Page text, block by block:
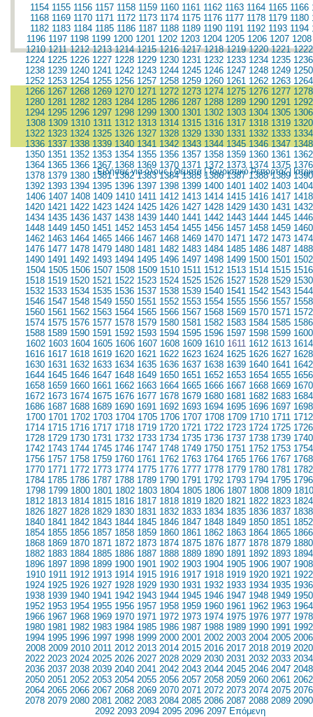
1154 1155 1156 1157 1158 1159 1160 1161 1162 1163 1164 1165 1166
1168 1169 1170 1171 1172 1173 1174 1175 1176 1177 1178 1179 1180
1182 1183 1184 1185 1186 1187 1188 1189 1190 1191 1192 1193 1194
1196 1197 1198 1199 1200 1201 1202 1203 1204 1205 1206 1207 1208
1210 1211 1212 1213 1214 1215 1216 1217 1218 1219 1220 1221 1222
1224 1225 1226 1227 1228 1229 1230 1231 1232 1233 1234 1235 1236
1238 1239 1240 1241 1242 1243 1244 1245 1246 1247 1248 1249 1250
1252 1253 1254 1255 1256 1257 1258 1259 1260 1261 1262 1263 1264
1266 1267 1268 1269 1270 1271 1272 1273 1274 1275 1276 1277 1278
1280 1281 1282 1283 1284 1285 1286 1287 1288 1289 1290 1291 1292
1294 1295 1296 1297 1298 1299 1300 1301 1302 1303 1304 1305 1306
1308 1309 1310 1311 1312 1313 1314 1315 1316 1317 1318 1319 1320
1322 1323 1324 1325 1326 1327 1328 1329 1330 1331 1332 1333 1334
1336 1337 1338 1339 1340 1341 1342 1343 1344 1345 1346 1347 1348
1350 1351 1352 1353 1354 1355 1356 1357 1358 1359 1360 1361 1362
1364 1365 1366 1367 1368 1369 1370 1371 1372 1373 1374 1375 1376
1378 1379 1380 1381 1382 1383 1384 1385 1386 1387 1388 1389 1390
1392 1393 1394 1395 1396 1397 1398 1399 1400 1401 1402 1403 1404
1406 1407 1408 1409 1410 1411 1412 1413 1414 1415 1416 1417 1418
1420 1421 1422 1423 1424 1425 1426 1427 1428 1429 1430 1431 1432
1434 1435 1436 1437 1438 1439 1440 1441 1442 1443 1444 1445 1446
1448 1449 1450 1451 1452 1453 1454 1455 1456 1457 1458 1459 1460
1462 1463 1464 1465 1466 1467 1468 1469 1470 1471 1472 1473 1474
1476 1477 1478 1479 1480 1481 1482 1483 1484 1485 1486 1487 1488
1490 1491 1492 1493 1494 1495 1496 1497 1498 1499 1500 1501 1502
1504 1505 1506 1507 1508 1509 1510 1511 1512 1513 1514 1515 1516
1518 1519 1520 1521 1522 1523 1524 1525 1526 1527 1528 1529 1530
1532 1533 1534 1535 1536 1537 1538 1539 1540 1541 1542 1543 1544
1546 1547 1548 1549 1550 1551 1552 1553 1554 1555 1556 1557 1558
1560 1561 1562 1563 1564 1565 1566 1567 1568 1569 1570 1571 1572
1574 1575 1576 1577 1578 1579 1580 1581 1582 1583 1584 1585 1586
1588 1589 1590 1591 1592 1593 1594 1595 1596 1597 1598 1599 1600
1602 1603 1604 1605 1606 1607 1608 1609 16101611 1612 1613 1614
1616 1617 1618 1619 1620 1621 1622 1623 1624 1625 1626 1627 1628
1630 1631 1632 1633 1634 1635 1636 1637 1638 1639 1640 1641 1642
1644 1645 1646 1647 1648 1649 1650 1651 1652 1653 1654 1655 1656
1658 1659 1660 1661 1662 1663 1664 1665 1666 1667 1668 1669 1670
1672 1673 1674 1675 1676 1677 1678 1679 1680 1681 1682 1683 1684
1686 1687 1688 1689 1690 1691 1692 1693 1694 1695 1696 1697 1698
1700 1701 1702 1703 1704 1705 1706 1707 1708 1709 1710 1711 1712
1714 1715 1716 1717 1718 1719 1720 1721 1722 1723 1724 1725 1726
1728 1729 1730 1731 1732 1733 1734 1735 1736 1737 1738 1739 1740
1742 1743 1744 1745 1746 1747 1748 1749 1750 1751 1752 1753 1754
1756 1757 1758 1759 1760 1761 1762 1763 1764 1765 1766 1767 1768
1770 1771 1772 1773 1774 1775 1776 1777 1778 1779 1780 1781 1782
1784 1785 1786 1787 1788 1789 1790 1791 1792 1793 1794 1795 1796
1798 1799 1800 1801 1802 1803 1804 1805 1806 1807 1808 1809 1810
1812 1813 1814 1815 1816 1817 1818 1819 1820 1821 1822 1823 1824
1826 1827 1828 1829 1830 1831 1832 1833 1834 1835 1836 1837 1838
1840 1841 1842 1843 1844 1845 1846 1847 1848 1849 1850 1851 1852
1854 1855 1856 1857 1858 1859 1860 1861 1862 1863 1864 1865 1866
1868 1869 1870 1871 1872 1873 1874 1875 1876 1877 1878 1879 1880
1882 1883 1884 1885 1886 1887 1888 1889 1890 1891 1892 1893 1894
1896 1897 1898 1899 1900 1901 1902 1903 1904 1905 1906 1907 1908
1910 1911 1912 1913 1914 1915 1916 1917 1918 1919 1920 1921 1922
1924 1925 1926 1927 1928 1929 1930 1931 1932 1933 1934 1935 1936
1938 1939 1940 1941 1942 1943 1944 1945 1946 1947 1948 1949 1950
1952 1953 1954 1955 1956 1957 1958 1959 1960 1961 1962 1963 1964
1966 1967 1968 1969 1970 1971 1972 1973 1974 1975 1976 1977 1978
1980 1981 1982 1983 1984 1985 1986 1987 1988 1989 1990 1991 1992
1994 1995 1996 1997 1998 1999 2000 2001 2002 2003 2004 2005 2006
2008 2009 2010 2011 2012 2013 2014 2015 2016 2017 2018 2019 2020
2022 2023 2024 2025 2026 2027 2028 2029 2030 2031 2032 2033 2034
2036 2037 2038 2039 2040 2041 2042 2043 2044 2045 2046 2047 2048
2050 2051 2052 2053 2054 2055 2056 2057 2058 2059 2060 2061 2062
2064 2065 2066 2067 2068 2069 2070 2071 2072 2073 2074 2075 2076
2078 2079 2080 2081 2082 2083 2084 2085 2086 2087 2088 2089 2090
2092 2093 2094 2095 2096 2097 Επόμενη
Ειδήσεις για όλους|Θέματα|Τουριστικό Ρεπορτάζ|